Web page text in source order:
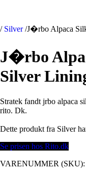
/ Silver /J�rbo Alpaca
J�rbo
Silver
Stratek fandt jrbo alpaca
rito. Dk.
Dette produkt fra Silver
Se prisen hos Rito.dk
VARENUMMER (SKU):